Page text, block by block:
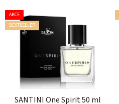
V
ý
AKCE
BESTSELLER
SANTINI One Spirit 50 ml